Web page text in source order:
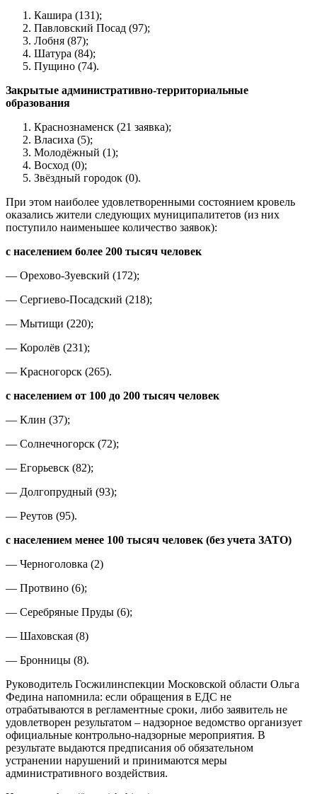
Кашира (131);
Павловский Посад (97);
Лобня (87);
Шатура (84);
Пущино (74).
Закрытые административно-территориальные
образования
Краснознаменск (21 заявка);
Власиха (5);
Молодёжный (1);
Восход (0);
Звёздный городок (0).
При этом наиболее удовлетворенными состоянием кровель
оказались жители следующих муниципалитетов (из них
поступило наименьшее количество заявок):
с населением более 200 тысяч человек
— Орехово-Зуевский (172);
— Сергиево-Посадский (218);
— Мытищи (220);
— Королёв (231);
— Красногорск (265).
с населением от 100 до 200 тысяч человек
— Клин (37);
— Солнечногорск (72);
— Егорьевск (82);
— Долгопрудный (93);
— Реутов (95).
с населением менее 100 тысяч человек (без учета ЗАТО)
— Черноголовка (2)
— Протвино (6);
— Серебряные Пруды (6);
— Шаховская (8)
— Бронницы (8).
Руководитель Госжилинспекции Московской области Ольга
Федина напомнила: если обращения в ЕДС не
отрабатываются в регламентные сроки, либо заявитель не
удовлетворен результатом – надзорное ведомство организует
официальные контрольно-надзорные мероприятия. В
результате выдаются предписания об обязательном
устранении нарушений и принимаются меры
административного воздействия.